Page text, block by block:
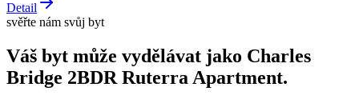
Detail
svěřte nám svůj byt
Váš byt může vydělávat jako Charles
Bridge 2BDR Ruterra Apartment.